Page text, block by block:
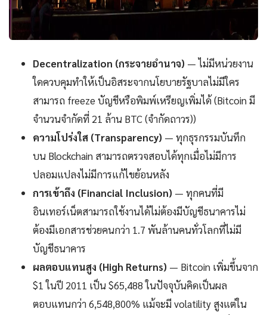
Decentralization (กระจายอำนาจ) — ไม่มีหน่วยงาน
ใดควบคุมทำให้เป็นอิสระจากนโยบายรัฐบาลไม่มีใคร
สามารถ freeze บัญชีหรือพิมพ์เหรียญเพิ่มได้ (Bitcoin มี
จำนวนจำกัดที่ 21 ล้าน BTC (จำกัดถาวร))
ความโปร่งใส (Transparency) — ทุกธุรกรรมบันทึก
บน Blockchain สามารถตรวจสอบได้ทุกเมื่อไม่มีการ
ปลอมแปลงไม่มีการแก้ไขย้อนหลัง
การเข้าถึง (Financial Inclusion) — ทุกคนที่มี
อินเทอร์เน็ตสามารถใช้งานได้ไม่ต้องมีบัญชีธนาคารไม่
ต้องมีเอกสารช่วยคนกว่า 1.7 พันล้านคนทั่วโลกที่ไม่มี
บัญชีธนาคาร
ผลตอบแทนสูง (High Returns) — Bitcoin เพิ่มขึ้นจาก
$1 ในปี 2011 เป็น $65,488 ในปัจจุบันคิดเป็นผล
ตอบแทนกว่า 6,548,800% แม้จะมี volatility สูงแต่ใน